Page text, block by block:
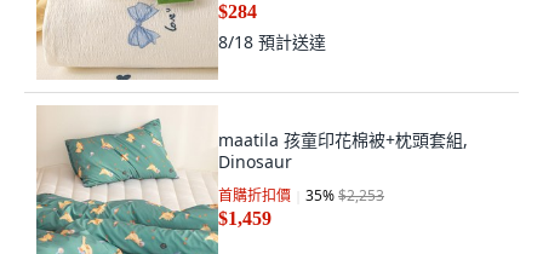
$284
8/18 預計送達
maatila 孩童印花棉被+枕頭套組,
Dinosaur
首購折扣價 35%$2,253
$1,459